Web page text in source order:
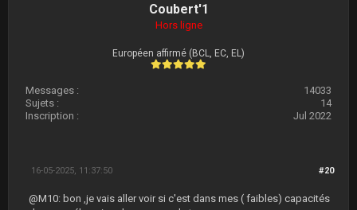
Coubert'1
Hors ligne
Européen affirmé (BCL, EC, EL)
Messages :
14033
Sujets :
14
Inscription :
Jul 2022
#20
16-05-2025, 11:37:50
@M10: bon ,je vais aller voir si c'est dans mes ( faibles) capacités